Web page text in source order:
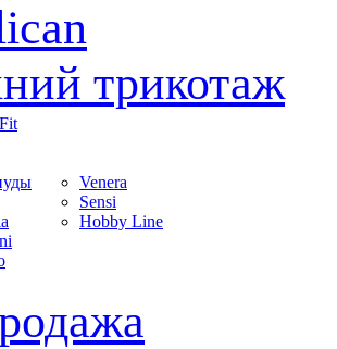
трикотаж
Venera
Sensi
Hobby Line